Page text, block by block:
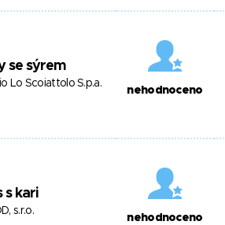
se sýrem
Lo Scoiattolo S.p.a.
nehodnoceno
s kari
s.r.o.
nehodnoceno